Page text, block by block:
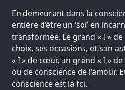
En demeurant dans la
entière d’être un ‘soi’ en
transformée. Le grand « I » de
choix, ses occasions, et son
« I » de cœur, un grand « I »
ou de conscience de l’amour.
conscience est la foi.